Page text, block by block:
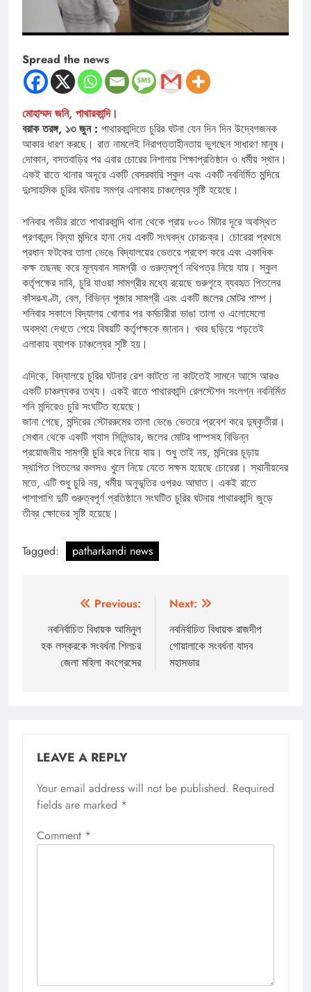
Spread the news
মোহাম্মদ জনি, পাথারকান্দি।
বরাক তরঙ্গ, ১৩ জুন : পাথারকান্দিতে চুরির ঘটনা যেন দিন দিন উদ্বেগজনক
আকার ধারণ করছে। রাত নামলেই নিরাপত্তাহীনতায় ভুগছেন সাধারণ মানুষ।
দোকান, বসতবাড়ির পর এবার চোরের নিশানায় শিক্ষাপ্রতিষ্ঠান ও ধর্মীয় স্থান।
একই রাতে থানার অদূরে একটি বেসরকারি স্কুল এবং একটি নবনির্মিত মন্দিরে
দুঃসাহসিক চুরির ঘটনায় সমগ্র এলাকায় চাঞ্চল্যের সৃষ্টি হয়েছে।
শনিবার গভীর রাতে পাথারকান্দি থানা থেকে প্রায় ৮০০ মিটার দূরে অবস্থিত
প্রণবানন্দ বিদ্যা মন্দিরে হানা দেয় একটি সংঘবদ্ধ চোরচক্র। চোরেরা প্রথমে
প্রধান ফটকের তালা ভেঙে বিদ্যালয়ের ভেতরে প্রবেশ করে এবং একাধিক
কক্ষ তছনছ করে মূল্যবান সামগ্রী ও গুরুত্বপূর্ণ নথিপত্র নিয়ে যায়। স্কুল
কর্তৃপক্ষের দাবি, চুরি যাওয়া সামগ্রীর মধ্যে রয়েছে গুরুগৃহে ব্যবহৃত পিতলের
কাঁসর-ঘণ্টা, বেল, বিভিন্ন পূজার সামগ্রী এবং একটি জলের মোটর পাম্প।
শনিবার সকালে বিদ্যালয় খোলার পর কর্মচারীরা ভাঙা তালা ও এলোমেলো
অবস্থা দেখতে পেয়ে বিষয়টি কর্তৃপক্ষকে জানান। খবর ছড়িয়ে পড়তেই
এলাকায় ব্যাপক চাঞ্চল্যের সৃষ্টি হয়।
এদিকে, বিদ্যালয়ে চুরির ঘটনার রেশ কাটতে না কাটতেই সামনে আসে আরও
একটি চাঞ্চল্যকর তথ্য। একই রাতে পাথারকান্দি রেলস্টেশন সংলগ্ন নবনির্মিত
শনি মন্দিরেও চুরি সংঘটিত হয়েছে।
জানা গেছে, মন্দিরের স্টোররুমের তালা ভেঙে ভেতরে প্রবেশ করে দুষ্কৃতীরা।
সেখান থেকে একটি গ্যাস সিলিন্ডার, জলের মোটর পাম্পসহ বিভিন্ন
প্রয়োজনীয় সামগ্রী চুরি করে নিয়ে যায়। শুধু তাই নয়, মন্দিরের চূড়ায়
স্থাপিত পিতলের কলসও খুলে নিয়ে যেতে সক্ষম হয়েছে চোরেরা। স্থানীয়দের
মতে, এটি শুধু চুরি নয়, ধর্মীয় অনুভূতির ওপরও আঘাত। একই রাতে
পাশাপাশি দুটি গুরুত্বপূর্ণ প্রতিষ্ঠানে সংঘটিত চুরির ঘটনায় পাথারকান্দি জুড়ে
তীব্র ক্ষোভের সৃষ্টি হয়েছে।
Tagged: patharkandi news
navigation
Previous:
নবনির্বাচিত বিধায়ক আমিনুল
হক লস্করকে সংবর্ধনা শিলচর
জেলা মহিলা কংগ্রেসের
Next:
নবনির্বাচিত বিধায়ক রাজদীপ
গোয়ালাকে সংবর্ধনা যাদব
মহাসভার
LEAVE A REPLY
Your email address will not be published. Required
fields are marked *
Comment *